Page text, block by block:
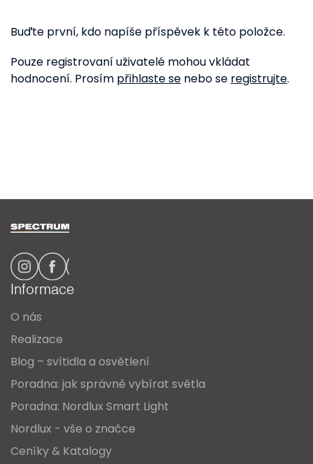
Buďte první, kdo napíše příspěvek k této položce.
Pouze registrovaní uživatelé mohou vkládat
hodnocení. Prosím přihlaste se nebo se registrujte.
Informace
O nás
Realizace
Blog – svítidla a osvětlení
Poradna: jak správně vybírat světla
Poradna: Nordlux Smart Light
Nordlux - vše o značce
Ceníky & Katalogy